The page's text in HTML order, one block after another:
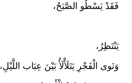
فَقَدْ يَسْطُو الصَّبَحُ،
يَنْتَظِرُ،
وَنَوى الْفَجْرِ يَتَلَأْلَأُ بَيْنَ عِبَاب اللَّيْلِ،